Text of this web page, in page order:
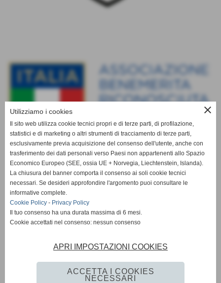
close
Utilizziamo i cookies
Il sito web utilizza cookie tecnici propri e di terze parti, di profilazione,
statistici e di marketing o altri strumenti di tracciamento di terze parti,
esclusivamente previa acquisizione del consenso dell'utente, anche con
trasferimento dei dati personali verso Paesi non appartenenti allo Spazio
Economico Europeo (SEE, ossia UE + Norvegia, Liechtenstein, Islanda).
La chiusura del banner comporta il consenso ai soli cookie tecnici
necessari. Se desideri approfondire l'argomento puoi consultare le
informative complete.
Cookie Policy - Privacy Policy
Il tuo consenso ha una durata massima di 6 mesi.
Cookie accettati nel consenso: nessun consenso
APRI IMPOSTAZIONI COOKIES
ACCETTA I COOKIES
NECESSARI